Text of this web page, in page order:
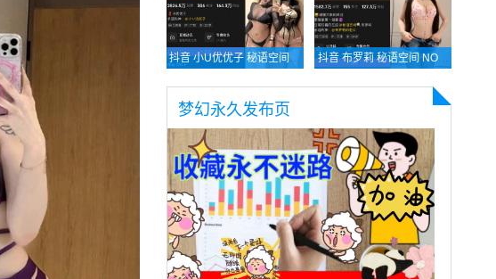
抖音 小U优优子 秘语空间 NO.020期 【17P8V】最新至：2025.8.13 抖音 布罗莉 秘语空间 NO.012期 【4V】最新至：2025.8.13
梦幻永久发布页